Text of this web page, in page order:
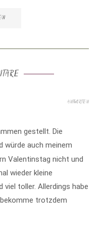
gestellt. Die
würde auch meinem
Valentinstag nicht und
wieder kleine
viel toller. Allerdings habe
trotzdem
ANTWORTEN